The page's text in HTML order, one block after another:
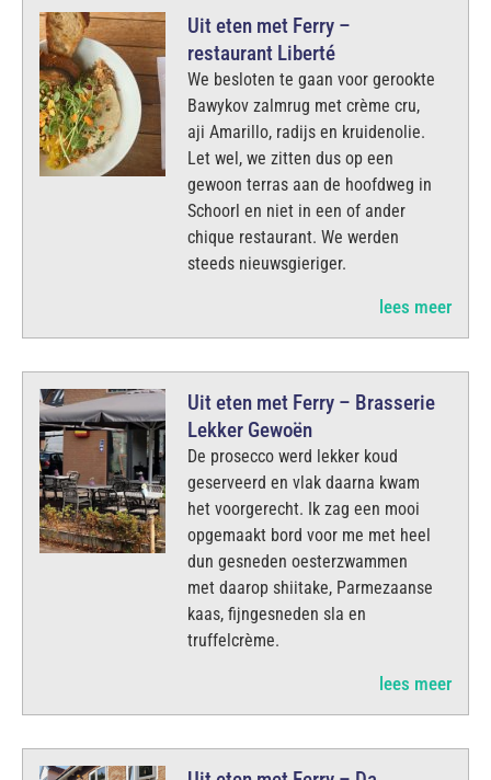
Uit eten met Ferry –
restaurant Liberté
We besloten te gaan voor gerookte
Bawykov zalmrug met crème cru,
aji Amarillo, radijs en kruidenolie.
Let wel, we zitten dus op een
gewoon terras aan de hoofdweg in
Schoorl en niet in een of ander
chique restaurant. We werden
steeds nieuwsgieriger.
lees meer
Uit eten met Ferry – Brasserie
Lekker Gewoën
De prosecco werd lekker koud
geserveerd en vlak daarna kwam
het voorgerecht. Ik zag een mooi
opgemaakt bord voor me met heel
dun gesneden oesterzwammen
met daarop shiitake, Parmezaanse
kaas, fijngesneden sla en
truffelcrème.
lees meer